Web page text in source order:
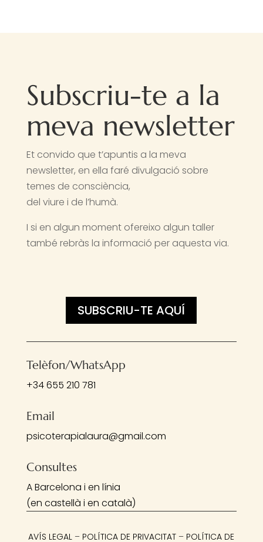
Subscriu-te a la
meva newsletter
Et convido que t’apuntis a la meva
newsletter, en ella faré divulgació sobre
temes de consciència,
del viure i de l’humà.
I si en algun moment ofereixo algun taller
també rebràs la informació per aquesta via.
SUBSCRIU-TE AQUÍ
Telèfon/WhatsApp
+34 655 210 781
Email
psicoterapialaura@gmail.com
Consultes
A Barcelona i en línia
(en castellà i en català)
AVÍS LEGAL – POLÍTICA DE PRIVACITAT – POLÍTICA DE